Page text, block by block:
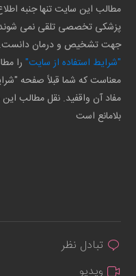
مطالب این سایت تنها جنبه
پزشکی تخصصی تلقی نمی شوند و
جهت تشخیص و درمان دانست.
"شرایط استفاده از سایت" را
معناست که شما قبلاً صفحه
مفاد آن واقفید. نقل مطالب
بلامانع است
تبادل نظر
ویدیو